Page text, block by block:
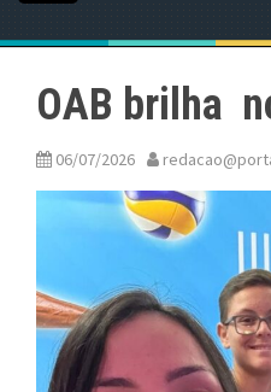
OAB brilha
06/07/2026